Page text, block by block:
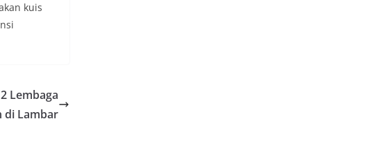
kuis
Lembaga
di Lambar